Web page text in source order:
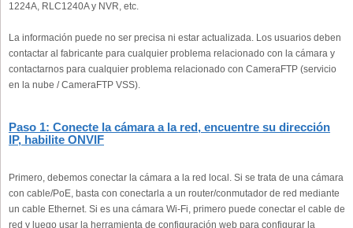
1224A, RLC1240A y NVR, etc.
La información puede no ser precisa ni estar actualizada. Los usuarios deben
contactar al fabricante para cualquier problema relacionado con la cámara y
contactarnos para cualquier problema relacionado con CameraFTP (servicio
en la nube / CameraFTP VSS).
Paso 1: Conecte la cámara a la red, encuentre su dirección
IP, habilite ONVIF
Primero, debemos conectar la cámara a la red local. Si se trata de una cámara
con cable/PoE, basta con conectarla a un router/conmutador de red mediante
un cable Ethernet. Si es una cámara Wi-Fi, primero puede conectar el cable de
red y luego usar la herramienta de configuración web para configurar la